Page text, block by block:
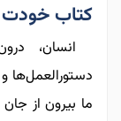
کتاب خودت
انسان،
دستورالعمل‌ها
ما بیرون از